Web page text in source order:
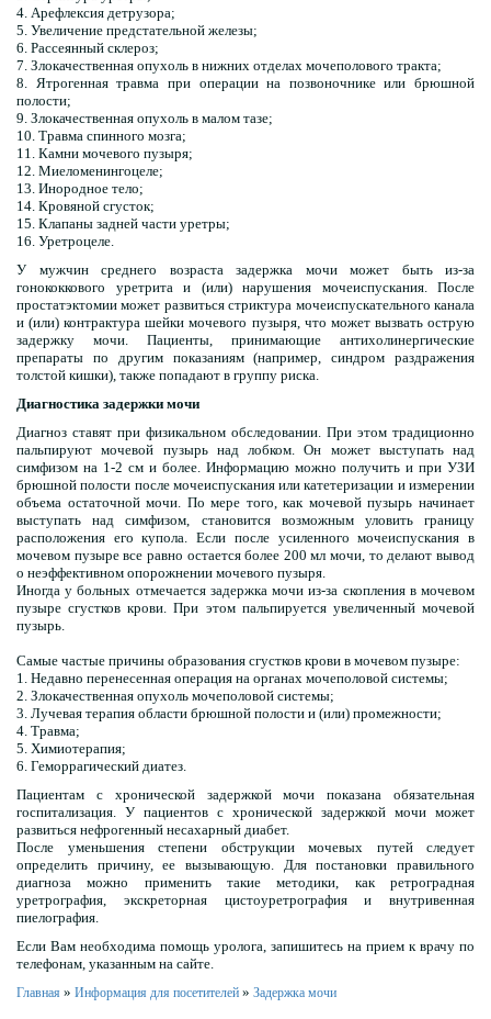
4. Арефлексия детрузора;
5. Увеличение предстательной железы;
6. Рассеянный склероз;
7. Злокачественная опухоль в нижних отделах мочеполового тракта;
8. Ятрогенная травма при операции на позвоночнике или брюшной
полости;
9. Злокачественная опухоль в малом тазе;
10. Травма спинного мозга;
11. Камни мочевого пузыря;
12. Миеломенингоцеле;
13. Инородное тело;
14. Кровяной сгусток;
15. Клапаны задней части уретры;
16. Уретроцеле.
У мужчин среднего возраста задержка мочи может быть из-за
гонококкового уретрита и (или) нарушения мочеиспускания. После
простатэктомии может развиться стриктура мочеиспускательного канала
и (или) контрактура шейки мочевого пузыря, что может вызвать острую
задержку мочи. Пациенты, принимающие антихолинергические
препараты по другим показаниям (например, синдром раздражения
толстой кишки), также попадают в группу риска.
Диагностика задержки мочи
Диагноз ставят при физикальном обследовании. При этом традиционно
пальпируют мочевой пузырь над лобком. Он может выступать над
симфизом на 1-2 см и более. Информацию можно получить и при УЗИ
брюшной полости после мочеиспускания или катетеризации и измерении
объема остаточной мочи. По мере того, как мочевой пузырь начинает
выступать над симфизом, становится возможным уловить границу
расположения его купола. Если после усиленного мочеиспускания в
мочевом пузыре все равно остается более 200 мл мочи, то делают вывод
о неэффективном опорожнении мочевого пузыря.
Иногда у больных отмечается задержка мочи из-за скопления в мочевом
пузыре сгустков крови. При этом пальпируется увеличенный мочевой
пузырь.
Самые частые причины образования сгустков крови в мочевом пузыре:
1. Недавно перенесенная операция на органах мочеполовой системы;
2. Злокачественная опухоль мочеполовой системы;
3. Лучевая терапия области брюшной полости и (или) промежности;
4. Травма;
5. Химиотерапия;
6. Геморрагический диатез.
Пациентам с хронической задержкой мочи показана обязательная
госпитализация. У пациентов с хронической задержкой мочи может
развиться нефрогенный несахарный диабет.
После уменьшения степени обструкции мочевых путей следует
определить причину, ее вызывающую. Для постановки правильного
диагноза можно применить такие методики, как ретроградная
уретрография, экскреторная цистоуретрография и внутривенная
пиелография.
Если Вам необходима помощь уролога, запишитесь на прием к врачу по
телефонам, указанным на сайте.
Главная » Информация для посетителей » Задержка мочи